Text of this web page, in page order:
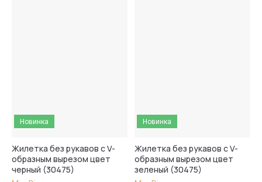
Новинка
Жилетка без рукавов с V-
образным вырезом цвет
черный (30475)
Новинка
Жилетка без рукавов с V-
образным вырезом цвет
зеленый (30475)